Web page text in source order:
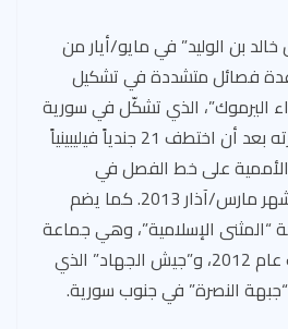
بن الوليد” في مايو/أيار من
عدة فصائل متشددة في تشكيل
اليرموك”، الذي تشكّل في سورية
عام 2011، وذاعت شهرته بعد أن اختطف 21 جندياً فيليبينياً
على خط الفصل في
الجولان المحتل، أوائل شهر مارس/آذار 2013. كما يضم
الإسلامية”، وهي جماعة
إسلامية سلفية، تشكلت عام 2012، و”جيش الجهاد” الذي
النصرة” في جنوب سورية.